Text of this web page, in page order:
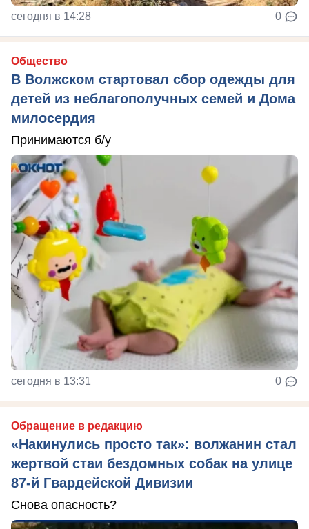
сегодня в 14:28 0
Общество
В Волжском стартовал сбор одежды для
детей из неблагополучных семей и Дома
милосердия
Принимаются б/у
сегодня в 13:31 0
Обращение в редакцию
«Накинулись просто так»: волжанин стал
жертвой стаи бездомных собак на улице
87-й Гвардейской Дивизии
Снова опасность?